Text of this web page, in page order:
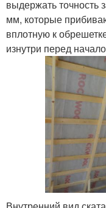
выдержать точность
мм, которые
вплотную к
изнутри перед